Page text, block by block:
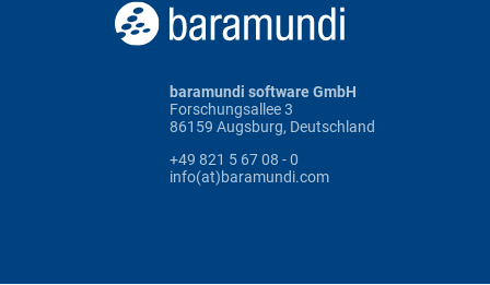
baramundi software GmbH
Forschungsallee 3
86159 Augsburg, Deutschland
+49 821 5 67 08 - 0
info(at)baramundi.com